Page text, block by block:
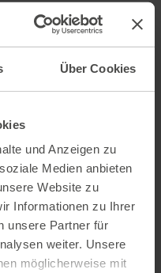
Über Cookies
und Anzeigen zu
Medien anbieten
Website zu
Informationen zu Ihrer
unsere Partner für
weiter. Unsere
möglicherweise mit
geht, lockt der
Bauernhofeis,
wird.